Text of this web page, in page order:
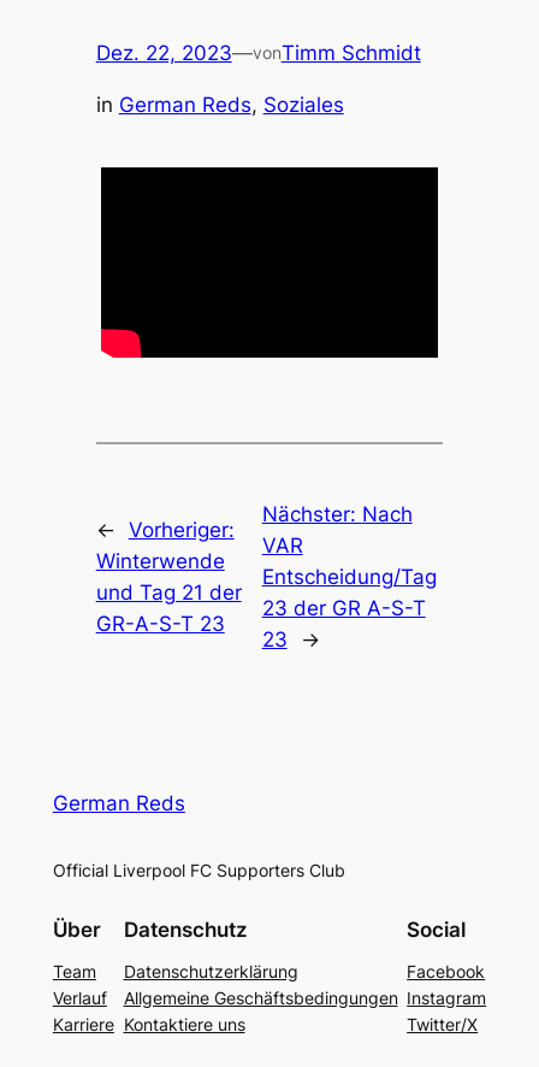
Dez. 22, 2023—vonTimm Schmidt
in German Reds, Soziales
← Vorheriger:
Winterwende
und Tag 21 der
GR-A-S-T 23
Nächster: Nach
VAR
Entscheidung/Tag
23 der GR A-S-T
23
→
German Reds
Official Liverpool FC Supporters Club
Über
Team
Verlauf
Karriere
Datenschutz
Datenschutzerklärung
Allgemeine Geschäftsbedingungen
Kontaktiere uns
Social
Facebook
Instagram
Twitter/X